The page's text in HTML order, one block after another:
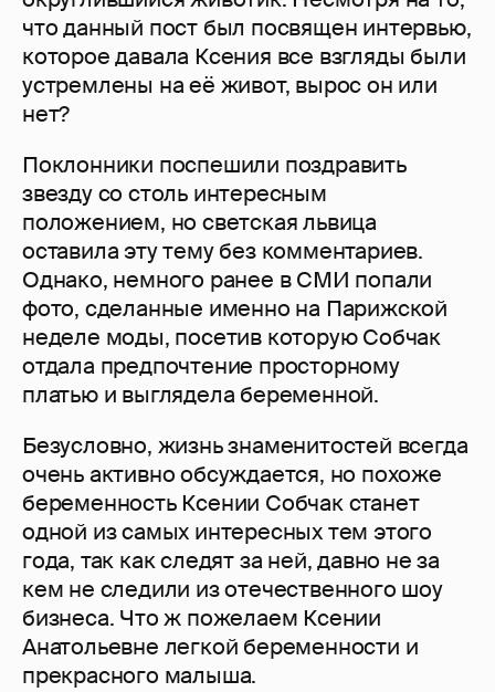
что данный пост был посвящен интервью,
которое давала Ксения все взгляды были
устремлены на её живот, вырос он или
нет?
Поклонники поспешили поздравить
звезду со столь интересным
положением, но светская львица
оставила эту тему без комментариев.
Однако, немного ранее в СМИ попали
фото, сделанные именно на Парижской
неделе моды, посетив которую Собчак
отдала предпочтение просторному
платью и выглядела беременной.
Безусловно, жизнь знаменитостей всегда
очень активно обсуждается, но похоже
беременность Ксении Собчак станет
одной из самых интересных тем этого
года, так как следят за ней, давно не за
кем не следили из отечественного шоу
бизнеса. Что ж пожелаем Ксении
Анатольевне легкой беременности и
прекрасного малыша.